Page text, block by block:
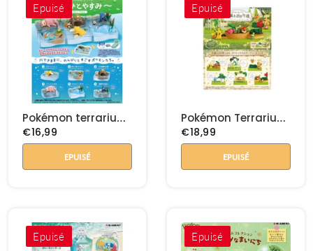
Epuisé
Pokémon terrarium Nonbiri time - Taking a break at the rive
€16,99
EPUISÉ
Epuisé
Pokémon Terrarium Garden Collection
€18,99
EPUISÉ
Epuisé Epuisé